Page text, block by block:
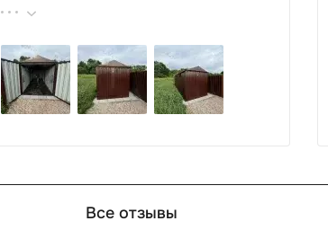
грамотные , культурные ребята.
такой работы : большой выбор
продукции, реальные цены.
Все отзывы